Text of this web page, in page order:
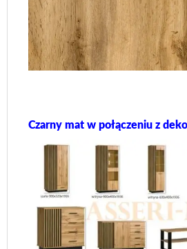
Czarny mat w połączeniu z